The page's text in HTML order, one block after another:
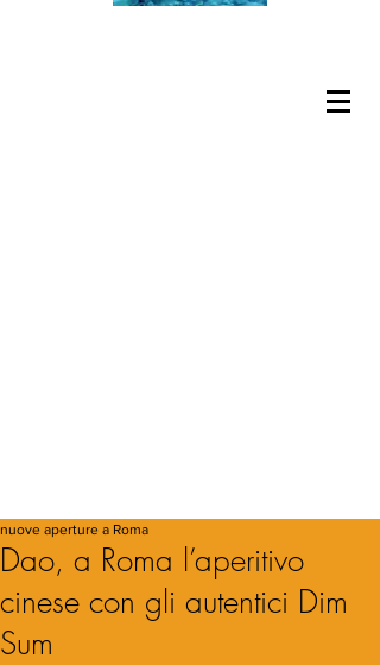
Dao, a Roma l’aperitivo
cinese con gli autentici Dim
Sum
nuove aperture a Roma